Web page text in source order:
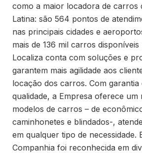
como a maior locadora de carros
Latina: são 564 pontos de
nas principais cidades e
mais de 136 mil carros
Localiza conta com soluções e
garantem mais agilidade aos
locação dos carros. Com garantia
qualidade, a Empresa oferece um
modelos de carros – de
caminhonetes e blindados-,
em qualquer tipo de necessidade.
Companhia foi reconhecida em